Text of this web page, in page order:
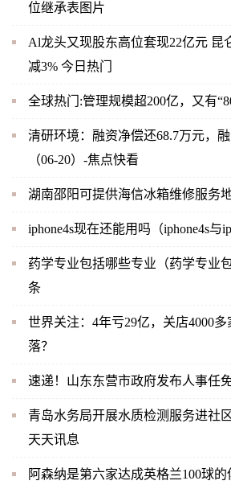
位继承表图片
Al龙头又现股东高位套现22亿元 昆
减3% 今日热门
全球热门:管理规模超200亿，又有
清研环境：融资净偿还68.7万元，
（06-20）-焦点快看
湖南邵阳可提供海信冰箱维修服务
iphone4s现在还能用吗（iphone4s与
药学专业包括哪些专业（药学专业
条
世界关注：4年亏29亿，关店4000
落？
速递！山东东营市政府发布人事任
青岛水务局开展水质检测服务进社
天天讯息
阿森纳是第六家达成英格兰100球的